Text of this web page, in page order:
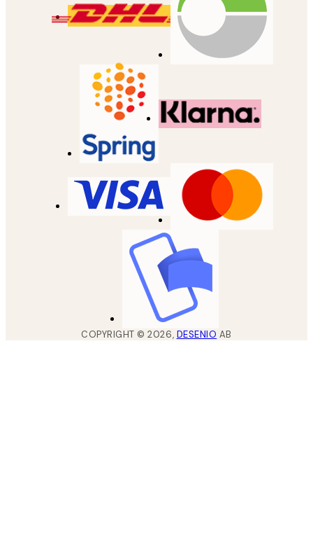
COPYRIGHT ©2026, DESENIO AB